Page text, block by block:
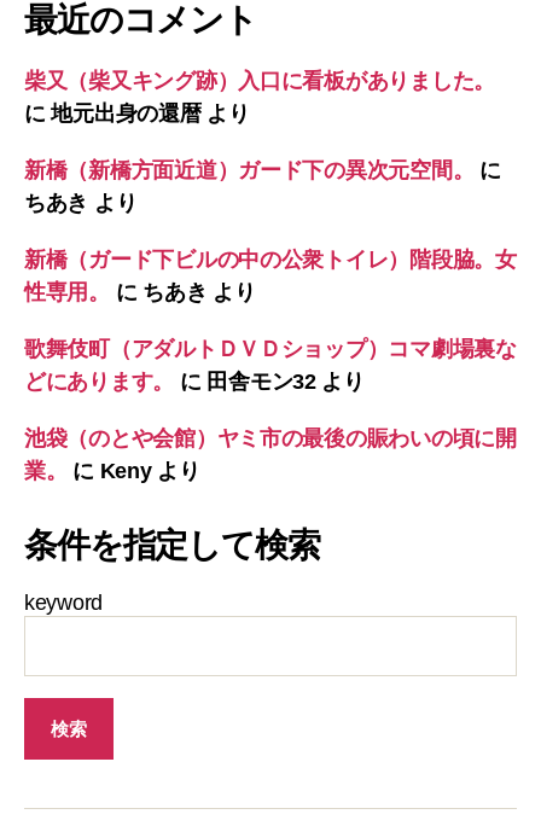
最近のコメント
柴又（柴又キング跡）入口に看板がありました。
に地元出身の還暦より
新橋（新橋方面近道）ガード下の異次元空間。
に
ちあき より
新橋（ガード下ビルの中の公衆トイレ）階段脇。女
性専用。
に ちあき より
歌舞伎町（アダルトＤＶＤショップ）コマ劇場裏な
どにあります。
に 田舎モン32より
池袋（のとや会館）ヤミ市の最後の賑わいの頃に開
業。
に Kenyより
条件を指定して検索
keyword